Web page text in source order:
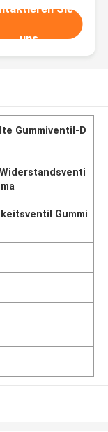
Sie
uns
Gummiventil-D
Gummi